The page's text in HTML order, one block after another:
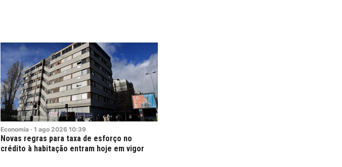
Economia · 1 ago 2026 10:39
Novas regras para taxa de esforço no
crédito à habitação entram hoje em vigor